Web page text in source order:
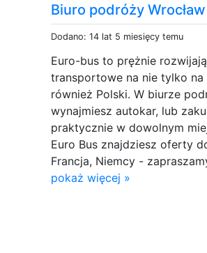
Biuro podróży Wrocław
Dodano: 14 lat 5 miesięcy temu
Euro-bus to prężnie
transportowe na nie tylko na
również Polski. W biurze
wynajmiesz autokar, lub
praktycznie w dowolnym
Euro Bus znajdziesz oferty
Francja, Niemcy -
pokaż więcej »